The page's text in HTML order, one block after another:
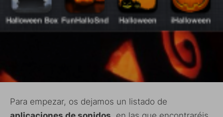
Para empezar, os dejamos un listado de